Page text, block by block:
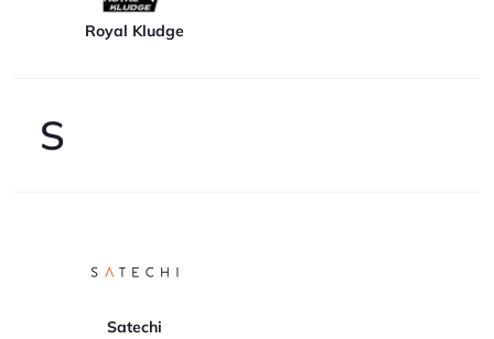
Royal Kludge
S
Satechi